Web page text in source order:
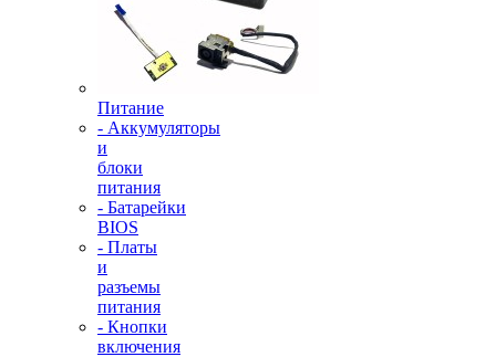
Питание
- Аккумуляторы
и
блоки
питания
- Батарейки
BIOS
- Платы
и
разъемы
питания
- Кнопки
включения